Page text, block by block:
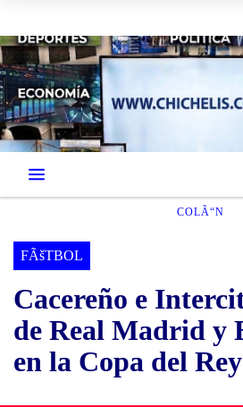
COLÃ“N
FÃšTBOL
Cacereño e
de Real Madrid y
en la Copa del Rey